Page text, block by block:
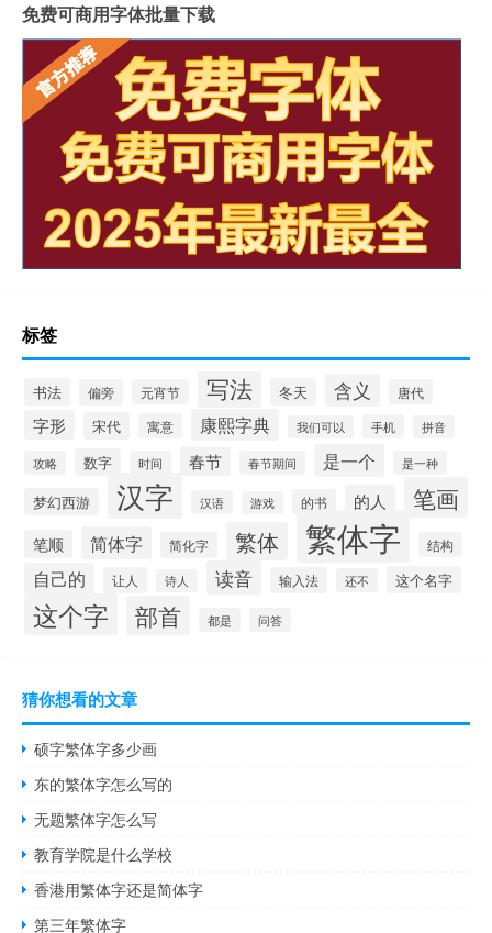
免费可商用字体批量下载
标签
书法 偏旁 元宵节 写法 冬天 含义 唐代
字形 宋代 寓意 康熙字典 我们可以 手机 拼音
攻略 数字 时间 春节 春节期间 是一个 是一种
梦幻西游 汉字 汉语 游戏 的书 的人 笔画
笔顺 简体字 简化字 繁体 繁体字 结构
自己的 让人 诗人 读音 输入法 还不 这个名字
这个字 部首 都是 问答
猜你想看的文章
硕字繁体字多少画
东的繁体字怎么写的
无题繁体字怎么写
教育学院是什么学校
香港用繁体字还是简体字
第三年繁体字